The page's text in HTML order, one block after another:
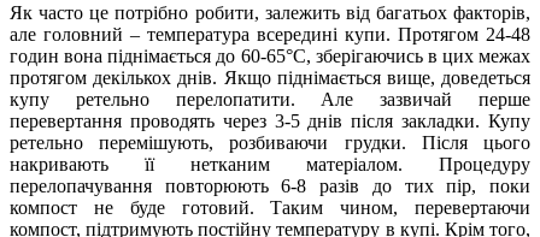
Як часто це потрібно робити, залежить від багатьох факторів,
але головний – температура всередині купи. Протягом 24-48
годин вона піднімається до 60-65°С, зберігаючись в цих межах
протягом декількох днів. Якщо піднімається вище, доведеться
купу ретельно перелопатити. Але зазвичай перше
перевертання проводять через 3-5 днів після закладки. Купу
ретельно перемішують, розбиваючи грудки. Після цього
накривають її нетканим матеріалом. Процедуру
перелопачування повторюють 6-8 разів до тих пір, поки
компост не буде готовий. Таким чином, перевертаючи
компост, підтримують постійну температуру в купі. Крім того,